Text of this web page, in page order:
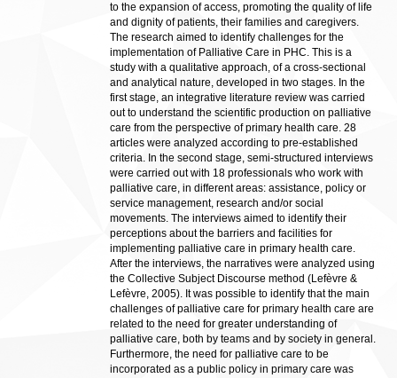
to the expansion of access, promoting the quality of life
and dignity of patients, their families and caregivers.
The research aimed to identify challenges for the
implementation of Palliative Care in PHC. This is a
study with a qualitative approach, of a cross-sectional
and analytical nature, developed in two stages. In the
first stage, an integrative literature review was carried
out to understand the scientific production on palliative
care from the perspective of primary health care. 28
articles were analyzed according to pre-established
criteria. In the second stage, semi-structured interviews
were carried out with 18 professionals who work with
palliative care, in different areas: assistance, policy or
service management, research and/or social
movements. The interviews aimed to identify their
perceptions about the barriers and facilities for
implementing palliative care in primary health care.
After the interviews, the narratives were analyzed using
the Collective Subject Discourse method (Lefèvre &
Lefèvre, 2005). It was possible to identify that the main
challenges of palliative care for primary health care are
related to the need for greater understanding of
palliative care, both by teams and by society in general.
Furthermore, the need for palliative care to be
incorporated as a public policy in primary care was